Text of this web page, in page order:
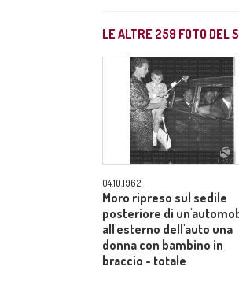
LE ALTRE 259 FOTO DEL
04.10.1962
Moro ripreso sul sedile
posteriore di
all'esterno dell'auto una
donna con bambino in
braccio - totale